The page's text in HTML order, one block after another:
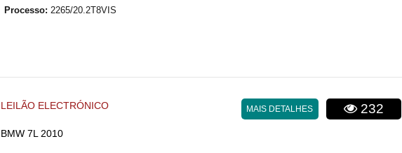
Processo: 2265/20.2T8VIS
LEILÃO ELECTRÓNICO 232
MAIS DETALHES
BMW 7L 2010